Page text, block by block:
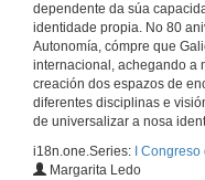
dependente da súa
identidade propia. No 80
Autonomía, cómpre que
internacional, achegando a
creación dos espazos de
diferentes disciplinas e
de universalizar a nosa
i18n.one.Series:
I
Margarita Ledo